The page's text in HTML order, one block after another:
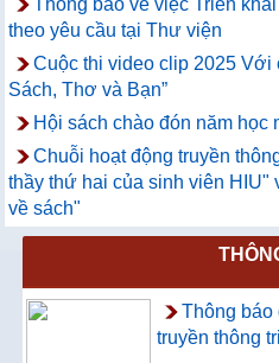
Thông báo về việc Triển
theo yêu cầu tại Thư viện
Cuộc thi video clip 2025 Với
Sách, Thơ và Bạn”
Hội sách chào đón năm học
Chuỗi hoạt động truyền
thầy thứ hai của sinh viên HIU"
về sách"
Thông báo
truyền thông